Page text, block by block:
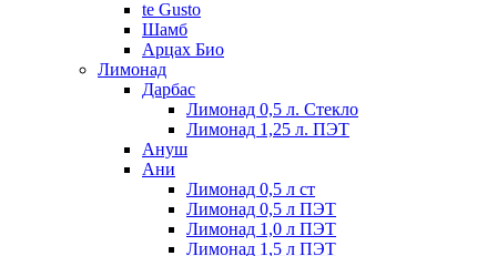
te Gusto
Шамб
Арцах Био
Лимонад
Дарбас
Лимонад 0,5 л. Стекло
Лимонад 1,25 л. ПЭТ
Ануш
Ани
Лимонад 0,5 л ст
Лимонад 0,5 л ПЭТ
Лимонад 1,0 л ПЭТ
Лимонад 1,5 л ПЭТ